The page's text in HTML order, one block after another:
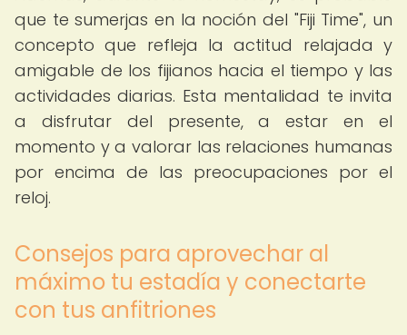
que te sumerjas en la noción del "Fiji Time", un
concepto que refleja la actitud relajada y
amigable de los fijianos hacia el tiempo y las
actividades diarias. Esta mentalidad te invita
a disfrutar del presente, a estar en el
momento y a valorar las relaciones humanas
por encima de las preocupaciones por el
reloj.
Consejos para aprovechar al
máximo tu estadía y conectarte
con tus anfitriones